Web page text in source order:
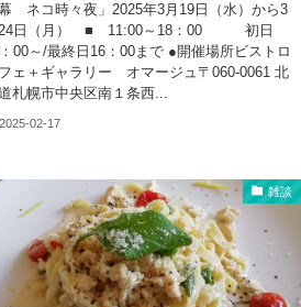
ネコ時々夜」2025年3月19日（水）から3
24日（月） ■ 11:00～18：00 初日
00～/最終日16：00まで ●開催場所ビストロ
ェ＋ギャラリー オマージュ〒060-0061 北
札幌市中央区南１条西...
2025-02-17
雑談